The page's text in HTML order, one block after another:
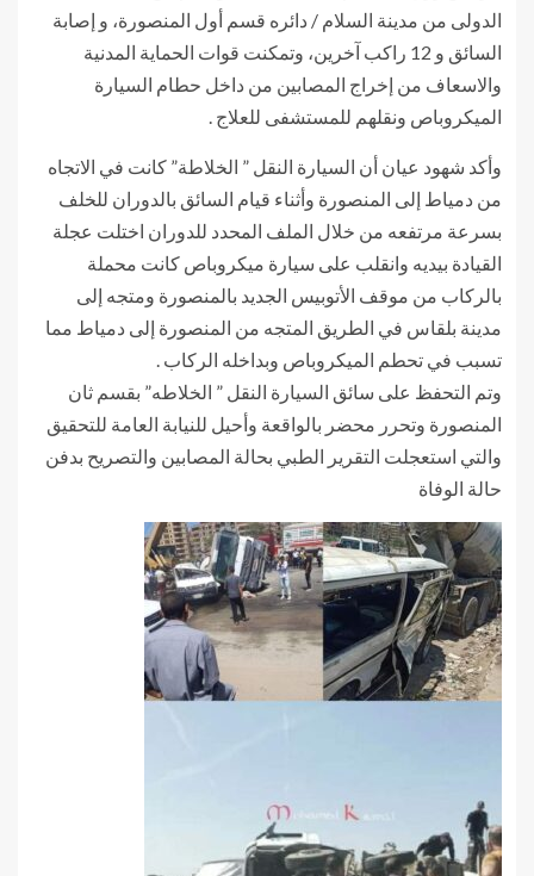
الدولى من مدينة السلام / دائره قسم أول المنصورة، و إصابة
السائق و 12 راكب آخرين، وتمكنت قوات الحماية المدنية
والاسعاف من إخراج المصابين من داخل حطام السيارة
الميكروباص ونقلهم للمستشفى للعلاج .
وأكد شهود عيان أن السيارة النقل ” الخلاطة” كانت في الاتجاه
من دمياط إلى المنصورة وأثناء قيام السائق بالدوران للخلف
بسرعة مرتفعه من خلال الملف المحدد للدوران اختلت عجلة
القيادة بيديه وانقلب على سيارة ميكروباص كانت محملة
بالركاب من موقف الأتوبيس الجديد بالمنصورة ومتجه إلى
مدينة بلقاس في الطريق المتجه من المنصورة إلى دمياط مما
تسبب في تحطم الميكروباص وبداخله الركاب .
وتم التحفظ على سائق السيارة النقل ” الخلاطه” بقسم ثان
المنصورة وتحرر محضر بالواقعة وأحيل للنيابة العامة للتحقيق
والتي استعجلت التقرير الطبي بحالة المصابين والتصريح بدفن
حالة الوفاة